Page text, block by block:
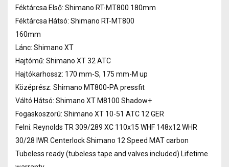
Féktárcsa Első: Shimano RT-MT800 180mm
Féktárcsa Hátsó: Shimano RT-MT800
160mm
Lánc: Shimano XT
Hajtómű: Shimano XT 32 ATC
Hajtókarhossz: 170 mm-S, 175 mm-M up
Középrész: Shimano MT800-PA pressfit
Váltó Hátsó: Shimano XT M8100 Shadow+
Fogaskoszorú: Shimano XT 10-51 ATC 12 GER
Felni: Reynolds TR 309/289 XC 110x15 WHF 148x12 WHR
30/28 IWR Centerlock Shimano 12 Speed MAT carbon
Tubeless ready (tubeless tape and valves included) Lifetime